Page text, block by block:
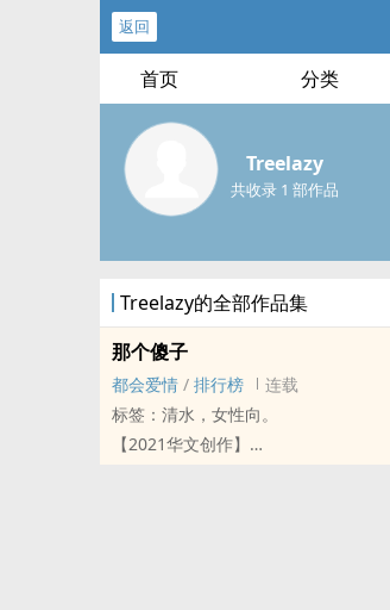
返回
首页 分类
Treelazy
共收录 1 部作品
Treelazy的全部作品集
那个傻子
都会爱情 / 排行榜
连载
标签：清水，女性向。
【2021华文创作】